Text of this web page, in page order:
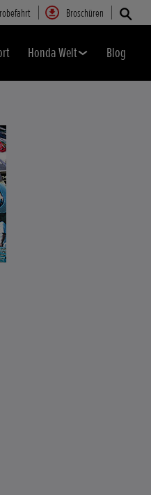
Broschüren
Honda Welt Blog